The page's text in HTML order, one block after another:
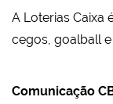
A Loterias Caixa
cegos, goalball
Comunicação